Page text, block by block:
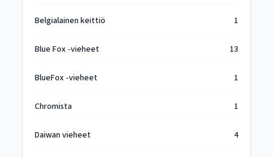
Belgialainen keittiö 1
Blue Fox -vieheet 13
BlueFox -vieheet 1
Chromista 1
Daiwan vieheet 4